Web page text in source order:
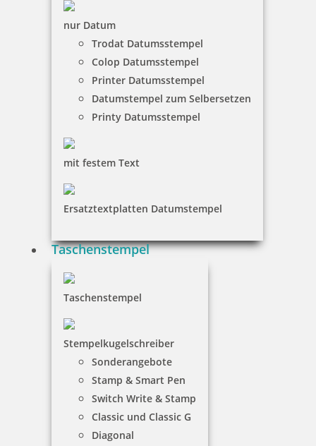
nur Datum
Trodat Datumsstempel
Colop Datumsstempel
Printer Datumsstempel
Datumstempel zum Selbersetzen
Printy Datumsstempel
mit festem Text
Ersatztextplatten Datumstempel
Taschenstempel
Taschenstempel
Stempelkugelschreiber
Sonderangebote
Stamp & Smart Pen
Switch Write & Stamp
Classic und Classic G
Diagonal
Jetzt gestalten
Holzstempel Rund 30 mm Durchmesser
Jetzt gestalten
Holzstempel Rund 35 mm Durchmesser